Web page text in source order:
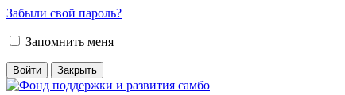
Забыли свой пароль?
Запомнить меня